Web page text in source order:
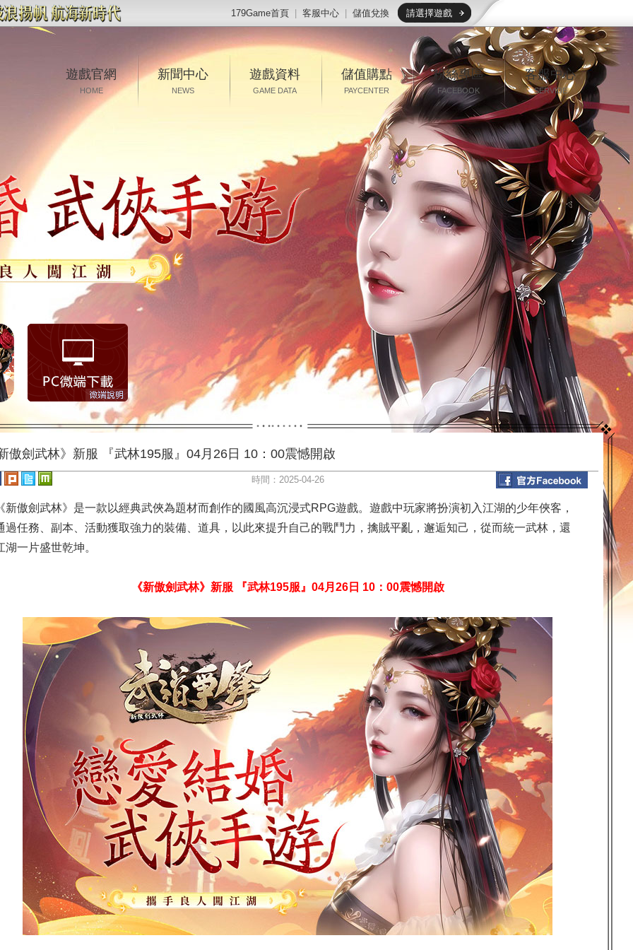
179Game首頁 客服中心 儲值兌換 請選擇遊戲
遊戲官網
HOME
新聞中心
NEWS
遊戲資料
GAME DATA
儲值購點
PAYCENTER
粉絲專區
FACEBOOK
客服中心
SERVIDE
傲劍武林》新服 『武林195服』04月26日 10：00震憾開啟
時間：2025-04-26
新傲劍武林》是一款以經典武俠為題材而創作的國風高沉浸式RPG遊戲。遊戲中玩家將扮演初入江湖的少年俠客，
過任務、副本、活動獲取強力的裝備、道具，以此來提升自己的戰鬥力，擒賊平亂，邂逅知己，從而統一武林，還
湖一片盛世乾坤。
《新傲劍武林》新服 『武林195服』04月26日 10：00震憾開啟